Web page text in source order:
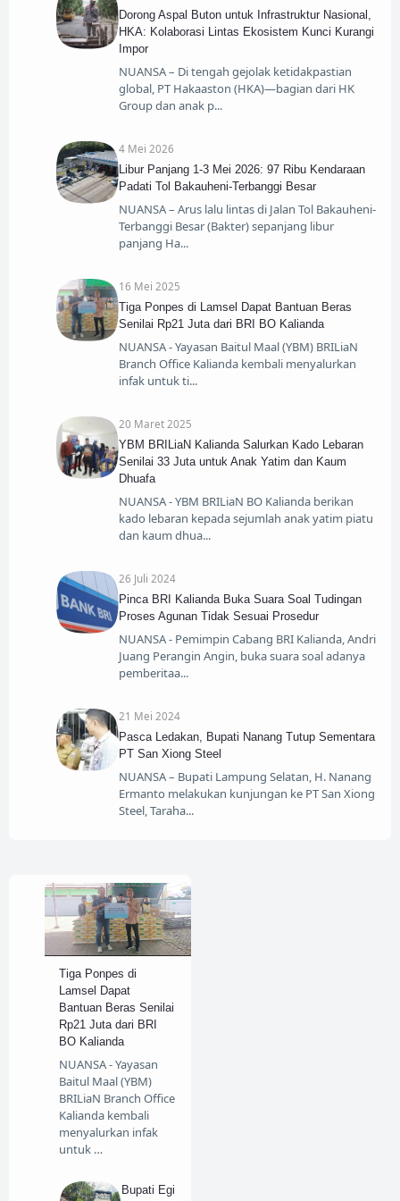
Dorong Aspal Buton untuk Infrastruktur Nasional,
HKA: Kolaborasi Lintas Ekosistem Kunci Kurangi
Impor
NUANSA – Di tengah gejolak ketidakpastian
global, PT Hakaaston (HKA)—bagian dari HK
Group dan anak p
4 Mei 2026
Libur Panjang 1-3 Mei 2026: 97 Ribu Kendaraan
Padati Tol Bakauheni-Terbanggi Besar
NUANSA – Arus lalu lintas di Jalan Tol Bakauheni-
Terbanggi Besar (Bakter) sepanjang libur
panjang Ha
16 Mei 2025
Tiga Ponpes di Lamsel Dapat Bantuan Beras
Senilai Rp21 Juta dari BRI BO Kalianda
NUANSA - Yayasan Baitul Maal (YBM) BRILiaN
Branch Office Kalianda kembali menyalurkan
infak untuk ti
20 Maret 2025
YBM BRILiaN Kalianda Salurkan Kado Lebaran
Senilai 33 Juta untuk Anak Yatim dan Kaum
Dhuafa
NUANSA - YBM BRILiaN BO Kalianda berikan
kado lebaran kepada sejumlah anak yatim piatu
dan kaum dhua
26 Juli 2024
Pinca BRI Kalianda Buka Suara Soal Tudingan
Proses Agunan Tidak Sesuai Prosedur
NUANSA - Pemimpin Cabang BRI Kalianda, Andri
Juang Perangin Angin, buka suara soal adanya
pemberitaa
21 Mei 2024
Pasca Ledakan, Bupati Nanang Tutup Sementara
PT San Xiong Steel
NUANSA – Bupati Lampung Selatan, H. Nanang
Ermanto melakukan kunjungan ke PT San Xiong
Steel, Taraha
Tiga Ponpes di
Lamsel Dapat
Bantuan Beras Senilai
Rp21 Juta dari BRI
BO Kalianda
NUANSA - Yayasan
Baitul Maal (YBM)
BRILiaN Branch Office
Kalianda kembali
menyalurkan infak
untuk …
Bupati Egi